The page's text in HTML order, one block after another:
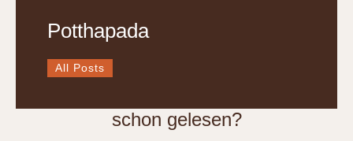
Potthapada
All Posts
schon gelesen?